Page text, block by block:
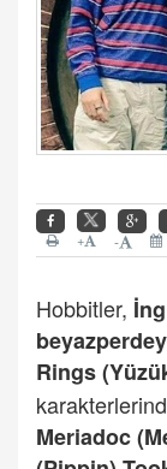
-
+
Hobbitler,
Rings
Meriadoc